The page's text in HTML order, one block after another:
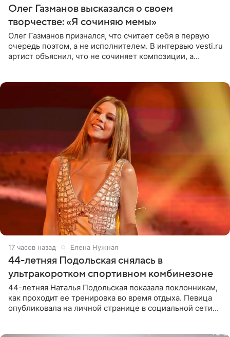
Олег Газманов высказался о своем
творчестве: «Я сочиняю мемы»
Олег Газманов признался, что считает себя в первую
очередь поэтом, а не исполнителем. В интервью vesti.ru
артист объяснил, что не сочиняет композиции, а
17 часов назад Елена Нужная
44-летняя Подольская снялась в
ультракоротком спортивном комбинезоне
44-летняя Наталья Подольская показала поклонникам,
как проходит ее тренировка во время отдыха. Певица
опубликовала на личной странице в социальной сети